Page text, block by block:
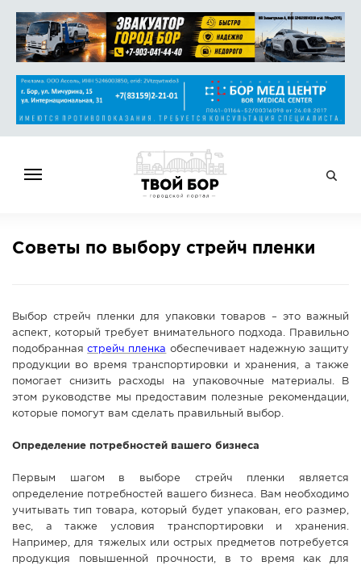
НОВОСТИ
РАБОТА
АФИША
СПРАВКА
ГОЛОСОВАНИЯ
ПРЕДЛОЖИТЬ НОВОСТЬ
Советы по выбору стрейч пленки
Выбор стрейч пленки для упаковки товаров – это важный
аспект, который требует внимательного подхода. Правильно
подобраннаястрейч пленка обеспечивает надежную защиту
продукции во время транспортировки и хранения, а также
помогает снизить расходы на упаковочные материалы. В
этом руководстве мы предоставим полезные рекомендации,
которые помогут вам сделать правильный выбор.
Определение потребностей вашего бизнеса
Первым шагом в выборе стрейч пленки является
определение потребностей вашего бизнеса. Вам необходимо
учитывать тип товара, который будет упакован, его размер,
вес, а также условия транспортировки и хранения.
Например, для тяжелых или острых предметов потребуется
продукция повышенной прочности, в то время как для